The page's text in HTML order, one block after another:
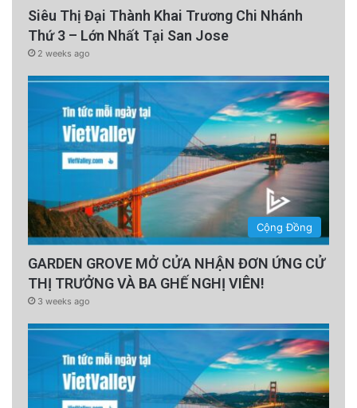
Siêu Thị Đại Thành Khai Trương Chi Nhánh
Thứ 3 – Lớn Nhất Tại San Jose
2 weeks ago
Cộng Đồng
GARDEN GROVE MỞ CỬA NHẬN ĐƠN ỨNG CỬ
THỊ TRƯỞNG VÀ BA GHẾ NGHỊ VIÊN!
3 weeks ago